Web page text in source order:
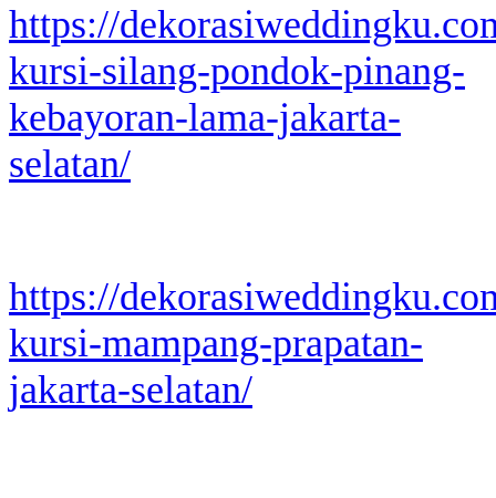
https://
kursi-silang-pondok-pinang-
kebayoran-lama-jakarta-
selatan/
https://
kursi-mampang-prapatan-
jakarta-selatan/